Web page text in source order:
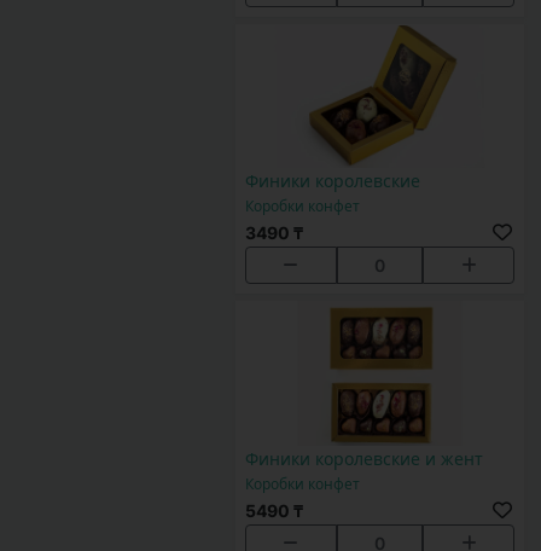
Финики королевские
Коробки конфет
3490 ₸
0
Финики королевские и жент
Коробки конфет
5490 ₸
0